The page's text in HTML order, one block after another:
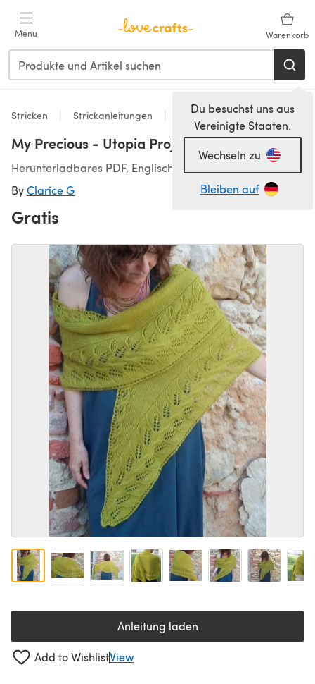
Menu Warenkorb
Du besuchst uns aus
Vereinigte Staaten.
Wechseln zu
Bleiben auf
Stricken Strickanleitungen Accessoires
My Precious - Utopia Project 1st Edition
Herunterladbares PDF, Englisch, Portugesisch
ByClarice G
Gratis
Anleitung laden(öffnet sich in einem neuen
Add to WishlistView